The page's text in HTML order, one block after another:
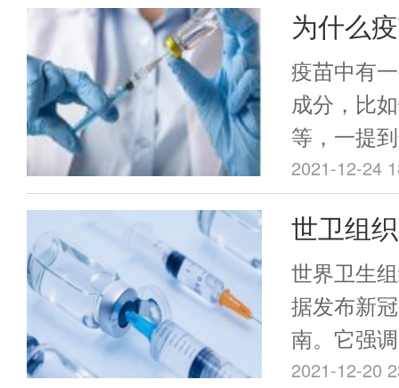
心肌炎。
反应，可
前，各国
制，在美
的疫苗不
（VAERS
系统报告
界的数据
是否有安
导致某些
的体液免
展示发挥
山大学肿
题组与广
题组合作
为
bearing
protects
SARS-
文，该研
为什么
盐”？这
疫苗中有
成分，比
等，一提
关生命安
紧接着会
于“安全”
原，疫苗
少的辅料
其中最重
尽管那些
2021-12-24
世卫组
打”临时
世界卫生
据发布新
南。它强
同一厂家
2021-12-20